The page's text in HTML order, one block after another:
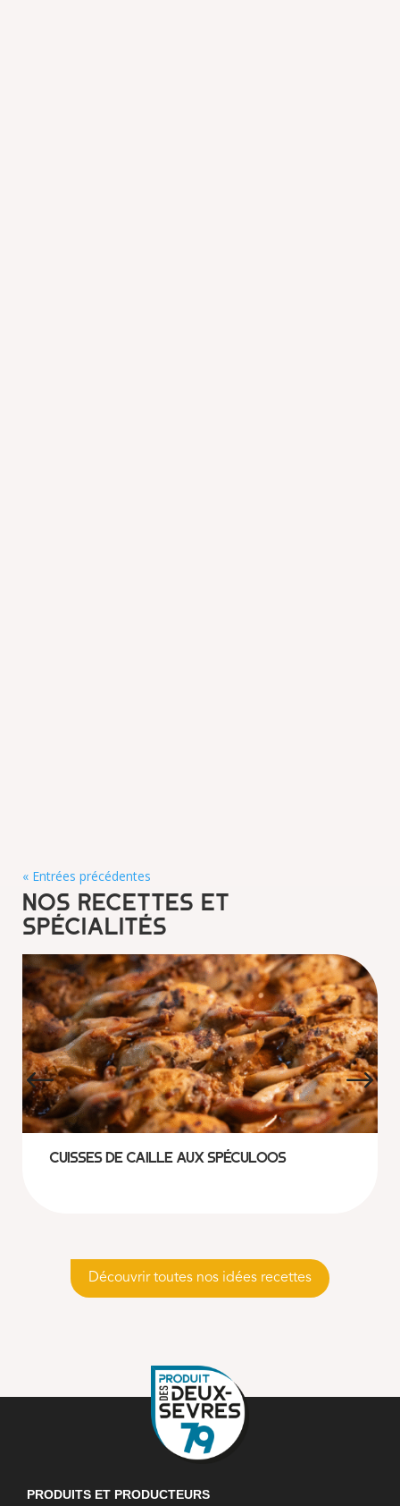
« Entrées précédentes
Nos recettes et
spécialités
Cuisses de caille aux spéculoos
Découvrir toutes nos idées recettes
PRODUITS ET PRODUCTEURS